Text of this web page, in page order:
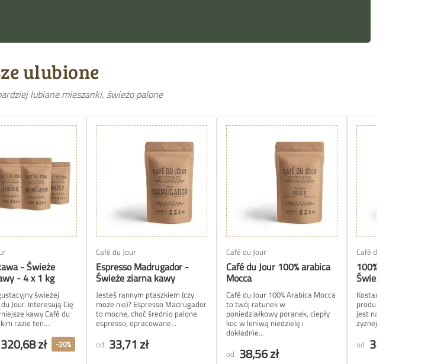
ulubione
lubiane mieszanki, świeżo palone
- Świeże
- 4 x 1 kg
świeżej
Jour. Interesują Cię
kawy Café du
razie ten...
320,68 zł -30%
Café du Jour
Espresso Madrugador -
Świeże ziarna kawy
Jesteś rannym ptaszkiem (czy
może nie)? Espresso Madrugador
to mocne, choć średnio palone
espresso, opracowane...
od 33,71 zł
Café du Jour
Café du Jour 100% arabica
Mocca
Café du Jour 100% Arabica Mocca
to twój ratunek w
poniedziałkowy poranek, ciepły
koc w leniwą niedzielę i
dokładnie...
od 38,56 zł
Café du Jour
100% arabica
Świeże ziarna
Kostaryka, dumny kraj
produkujący kawę od
jest najbardziej
żyznej wulkanicznej
od 38,56 zł